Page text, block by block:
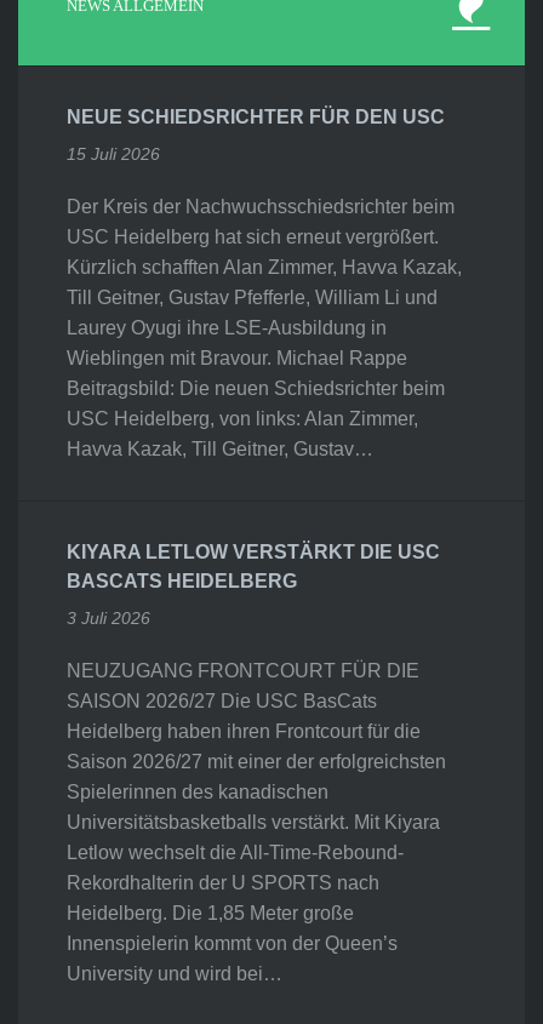
NEWS ALLGEMEIN
NEUE SCHIEDSRICHTER FÜR DEN USC
15 Juli 2026
Der Kreis der Nachwuchsschiedsrichter beim
USC Heidelberg hat sich erneut vergrößert.
Kürzlich schafften Alan Zimmer, Havva Kazak,
Till Geitner, Gustav Pfefferle, William Li und
Laurey Oyugi ihre LSE-Ausbildung in
Wieblingen mit Bravour. Michael Rappe
Beitragsbild: Die neuen Schiedsrichter beim
USC Heidelberg, von links: Alan Zimmer,
Havva Kazak, Till Geitner, Gustav…
KIYARA LETLOW VERSTÄRKT DIE USC
BASCATS HEIDELBERG
3 Juli 2026
NEUZUGANG FRONTCOURT FÜR DIE
SAISON 2026/27 Die USC BasCats
Heidelberg haben ihren Frontcourt für die
Saison 2026/27 mit einer der erfolgreichsten
Spielerinnen des kanadischen
Universitätsbasketballs verstärkt. Mit Kiyara
Letlow wechselt die All-Time-Rebound-
Rekordhalterin der U SPORTS nach
Heidelberg. Die 1,85 Meter große
Innenspielerin kommt von der Queen’s
University und wird bei…